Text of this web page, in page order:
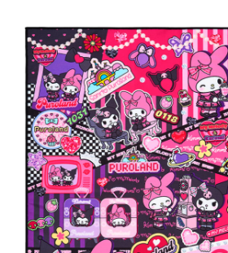
楽しみ方
よくあるご質問